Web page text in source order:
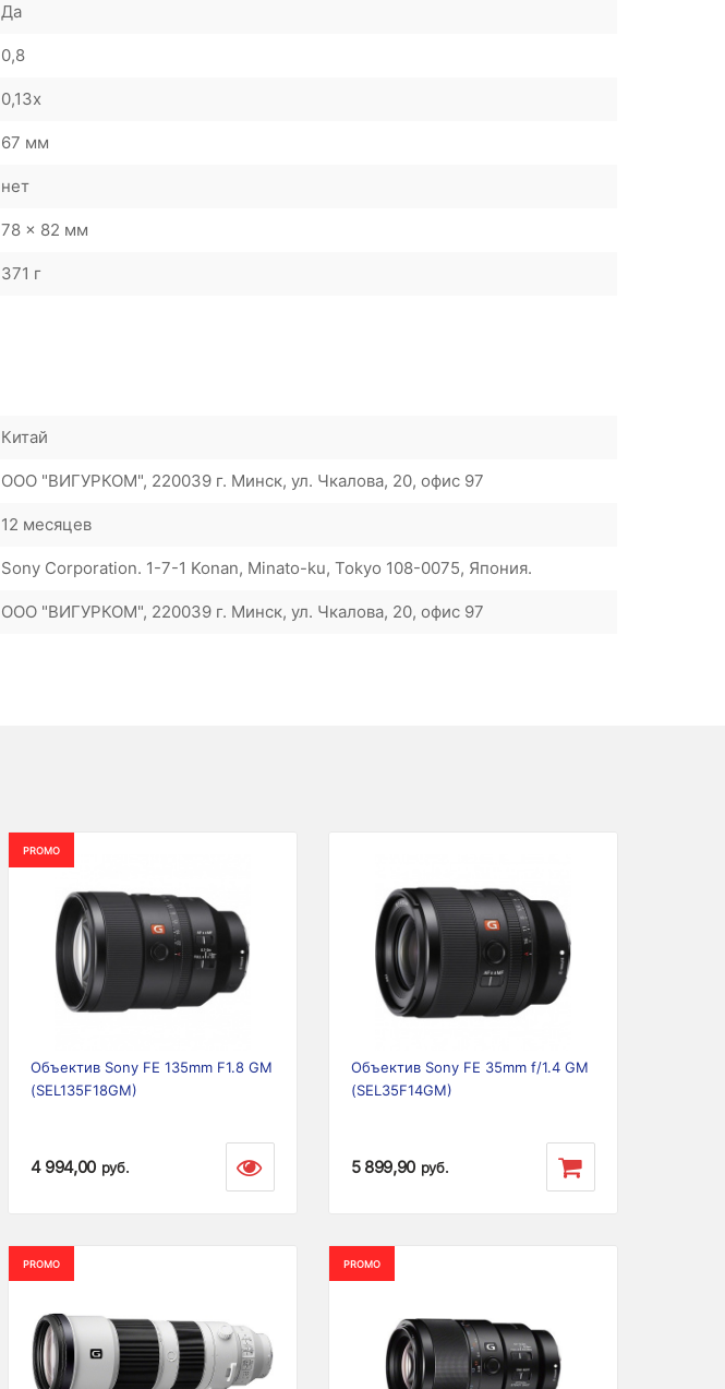
Да
0,8
0,13x
67 мм
нет
78 x 82 мм
371 г
Китай
ООО "ВИГУРКОМ", 220039 г. Минск, ул. Чкалова, 20, офис 97
12 месяцев
Sony Corporation. 1-7-1 Konan, Minato-ku, Tokyo 108-0075, Япония.
ООО "ВИГУРКОМ", 220039 г. Минск, ул. Чкалова, 20, офис 97
PROMO
Previous
Объектив Sony FE 135mm F1.8 GM
(SEL135F18GM)
4 994,00 руб.
Previous
Объектив Sony FE 35mm f/1.4 GM
(SEL35F14GM)
5 899,90 руб.
PROMO
Previous
PROMO